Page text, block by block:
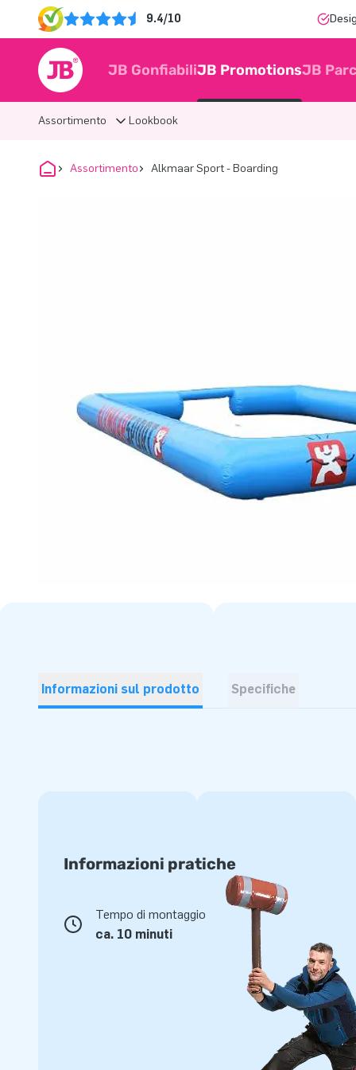
9.4/10
JB GonfiabiliJB PromotionsJB
Assortimento Lookbook
Assortimento Alkmaar Sport - Boarding
Informazioni sul prodotto Specifiche
Informazioni pratiche
Tempo di montaggio
ca. 10 minuti